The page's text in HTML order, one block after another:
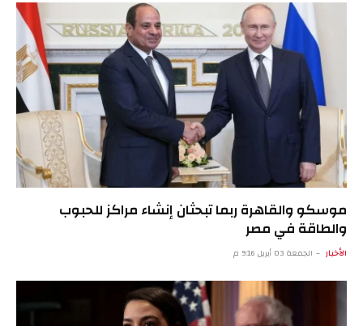
موسكو والقاهرة ربما تبحثان إنشاء مراكز للحبوب
والطاقة في مصر
الأخبار الجمعة 03 أبريل 9:16 م